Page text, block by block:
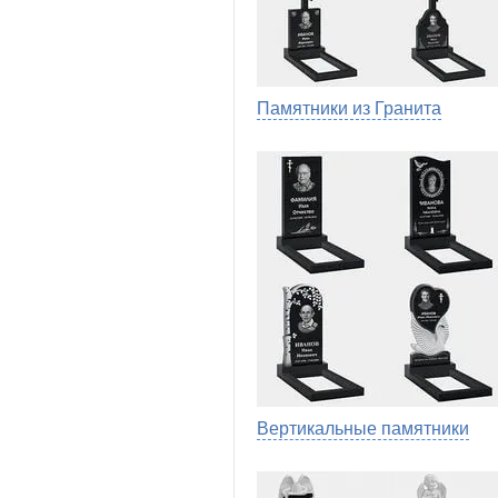
Памятники из Гранита
Вертикальные памятники